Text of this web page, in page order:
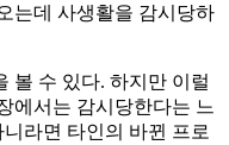
는데 사생활을 감시당하
볼 수 있다. 하지만 이럴
에서는 감시당한다는 느
라면 타인의 바뀐 프로